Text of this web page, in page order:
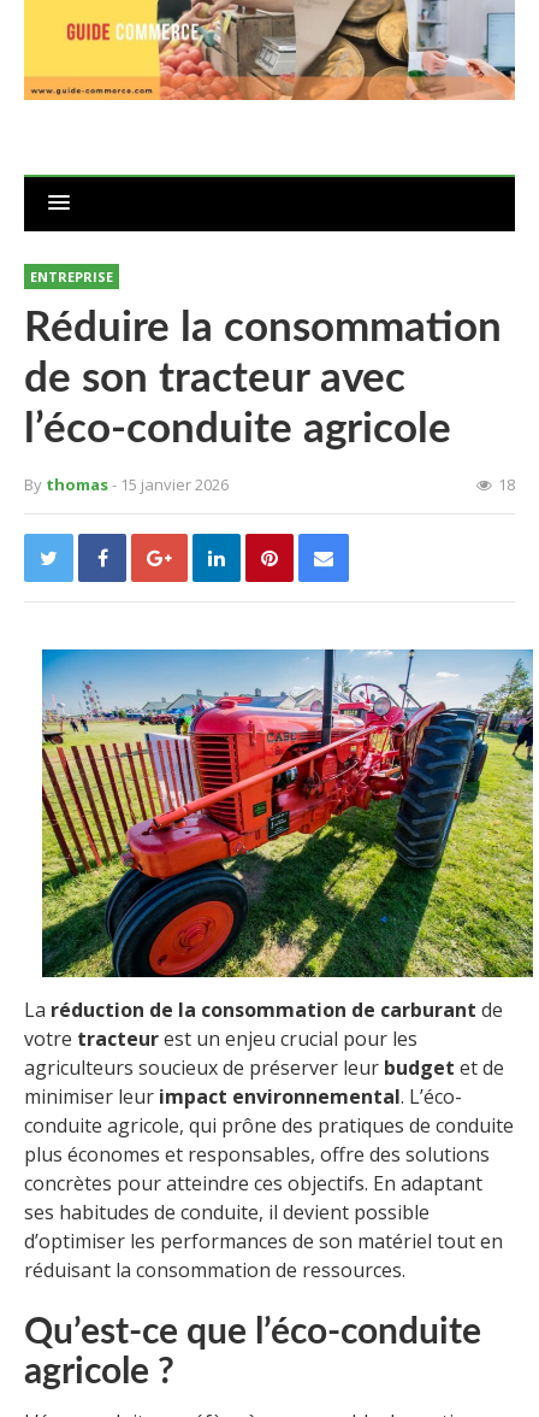
ENTREPRISE
Réduire la consommation
de son tracteur avec
l’éco-conduite agricole
By thomas- 15 janvier 2026 18
La réduction de la consommation de carburant de
votre tracteurest un enjeu crucial pour les
agriculteurs soucieux de préserver leur budget et de
minimiser leur impact environnemental. L’éco-
conduite agricole, qui prône des pratiques de conduite
plus économes et responsables, offre des solutions
concrètes pour atteindre ces objectifs. En adaptant
ses habitudes de conduite, il devient possible
d’optimiser les performances de son matériel tout en
réduisant la consommation de ressources.
Qu’est-ce que l’éco-conduite
agricole ?